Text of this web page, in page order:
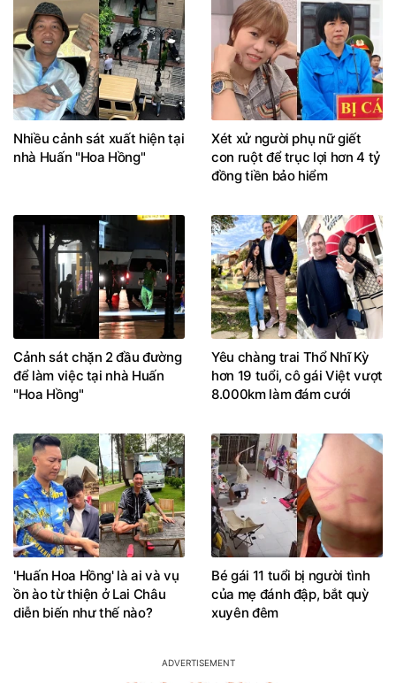
Nhiều cảnh sát xuất hiện tại
nhà Huấn "Hoa Hồng"
Xét xử người phụ nữ giết
con ruột để trục lợi hơn 4 tỷ
đồng tiền bảo hiểm
Cảnh sát chặn 2 đầu đường
để làm việc tại nhà Huấn
"Hoa Hồng"
Yêu chàng trai Thổ Nhĩ Kỳ
hơn 19 tuổi, cô gái Việt vượt
8.000km làm đám cưới
'Huấn Hoa Hồng' là ai và vụ
ồn ào từ thiện ở Lai Châu
diễn biến như thế nào?
Bé gái 11 tuổi bị người tình
của mẹ đánh đập, bắt quỳ
xuyên đêm